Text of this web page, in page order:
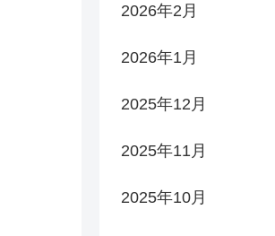
2026年2月
2026年1月
2025年12月
2025年11月
2025年10月